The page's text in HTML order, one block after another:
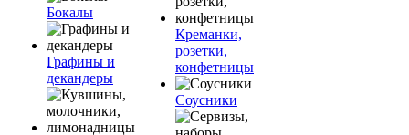
Бокалы
Графины и
декандеры
Креманки,
розетки,
конфетницы
Соусники